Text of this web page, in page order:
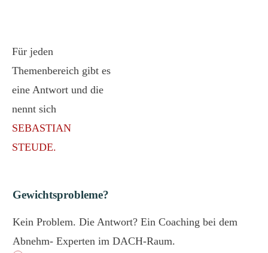
Für jeden
Themenbereich gibt es
eine Antwort und die
nennt sich
SEBASTIAN
STEUDE.
Gewichtsprobleme?
Kein Problem. Die Antwort? Ein Coaching bei dem
Abnehm- Experten im DACH-Raum.